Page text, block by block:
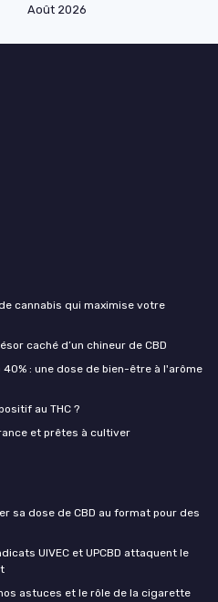
Août 2026
cannabis qui maximise votre
caché d’un chineur de CBD
40% : une dose de bien-être à l'arôme
au THC ?
et prêtes à cultiver
sa dose de CBD au format pour des
UIVEC et UPCBD attaquent le
astuces et le rôle de la cigarette